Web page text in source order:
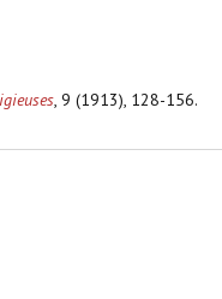
, 9 (1913), 128-156.